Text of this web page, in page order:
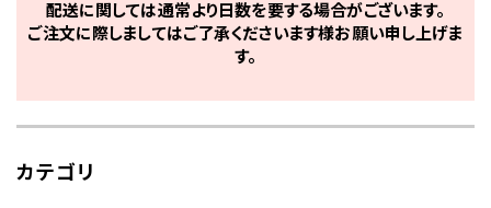
配送に関しては通常より日数を要する場合がございます。
ご注文に際しましてはご了承くださいます様お願い申し上げま
す。
カテゴリ